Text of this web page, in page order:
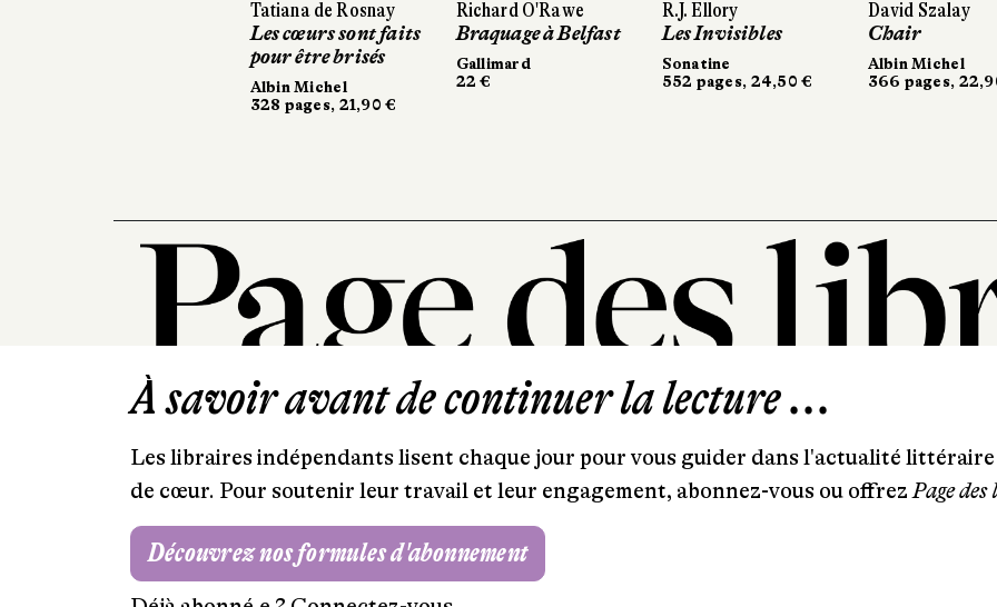
Tatiana de Rosnay
Les cœurs sont faits
pour être brisés
Albin Michel
328 pages, 21,90 €
Richard O'Rawe
Braquage à Belfast
Gallimard
22 €
R.J. Ellory
Les Invisibles
Sonatine
552 pages, 24,50 €
David Szalay
Chair
Albin Michel
366 pages,
Richard O'Rawe
Braquage à Belfast
Gallimard
22 €
R.J. Ellory
Les Invisibles
Sonatine
552 pages, 24,50 €
David Szalay
Chair
Albin Michel
366 pages,
101, rue Saint-Lazare
T. 01 44 41 97 20
À savoir avant de continuer la lecture ...
Les libraires indépendants lisent chaque jour pour vous guider dans l'actualité
de cœur. Pour soutenir leur travail et leur engagement, abonnez-vous ou offrezPage
Découvrez nos formules d'abonnement